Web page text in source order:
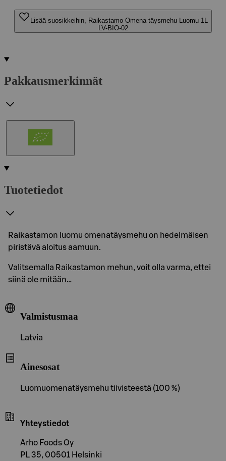
Lisää suosikkeihin, Raikastamo Omena täysmehu Luomu 1L
LV-BIO-02
Pakkausmerkinnät
Tuotetiedot
Raikastamon luomu omenatäysmehu on hedelmäisen
piristävä aloitus aamuun.
Valitsemalla Raikastamon mehun, voit olla varma, ettei
siinä ole mitään…
Valmistusmaa
Latvia
Ainesosat
Luomuomenatäysmehu tiivisteestä (100 %)
Yhteystiedot
Arho Foods Oy
PL 35, 00501 Helsinki